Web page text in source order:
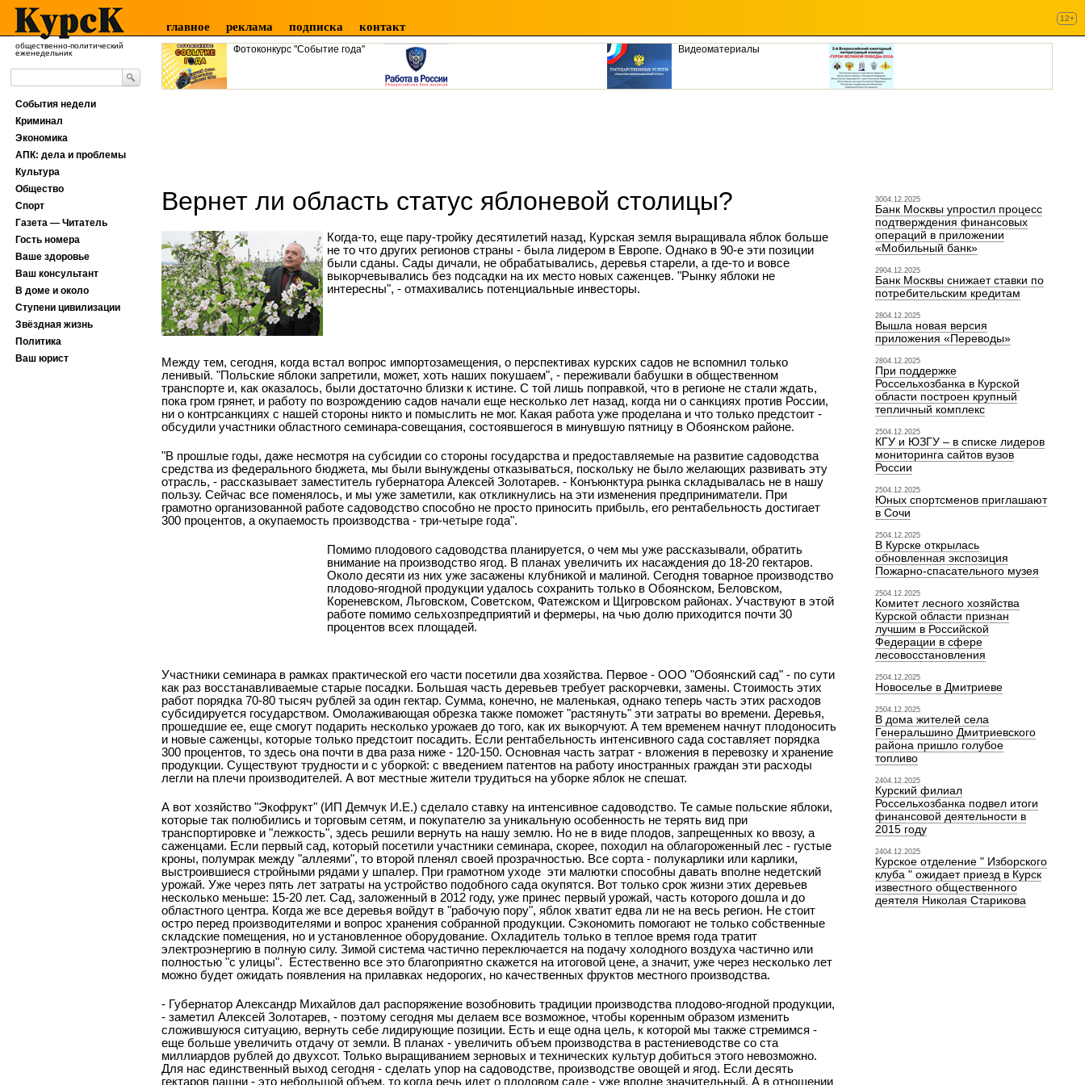
общественно-политический
еженедельник
главное реклама подписка контакт
12+
Фотоконкурс "Событие года" Видеоматериалы
Вернет ли область статус яблоневой столицы?
Когда-то, еще пару-тройку десятилетий назад, Курская земля выращивала яблок больше
не то что других регионов страны - была лидером в Европе. Однако в 90-е эти позиции
были сданы. Сады дичали, не обрабатывались, деревья старели, а где-то и вовсе
выкорчевывались без подсадки на их место новых саженцев. "Рынку яблоки не
интересны", - отмахивались потенциальные инвесторы.
Между тем, сегодня, когда встал вопрос импортозамещения, о перспективах курских садов не вспомнил только
ленивый. "Польские яблоки запретили, может, хоть наших покушаем", - переживали бабушки в общественном
транспорте и, как оказалось, были достаточно близки к истине. С той лишь поправкой, что в регионе не стали ждать,
пока гром грянет, и работу по возрождению садов начали еще несколько лет назад, когда ни о санкциях против России,
ни о контрсанкциях с нашей стороны никто и помыслить не мог. Какая работа уже проделана и что только предстоит -
обсудили участники областного семинара-совещания, состоявшегося в минувшую пятницу в Обоянском районе.
"В прошлые годы, даже несмотря на субсидии со стороны государства и предоставляемые на развитие садоводства
средства из федерального бюджета, мы были вынуждены отказываться, поскольку не было желающих развивать эту
отрасль, - рассказывает заместитель губернатора Алексей Золотарев. - Конъюнктура рынка складывалась не в нашу
пользу. Сейчас все поменялось, и мы уже заметили, как откликнулись на эти изменения предприниматели. При
грамотно организованной работе садоводство способно не просто приносить прибыль, его рентабельность достигает
300 процентов, а окупаемость производства - три-четыре года".
Помимо плодового садоводства планируется, о чем мы уже рассказывали, обратить
внимание на производство ягод. В планах увеличить их насаждения до 18-20 гектаров.
Около десяти из них уже засажены клубникой и малиной. Сегодня товарное производство
плодово-ягодной продукции удалось сохранить только в Обоянском, Беловском,
Кореневском, Льговском, Советском, Фатежском и Щигровском районах. Участвуют в этой
работе помимо сельхозпредприятий и фермеры, на чью долю приходится почти 30
процентов всех площадей.
Участники семинара в рамках практической его части посетили два хозяйства. Первое - ООО "Обоянский сад" - по сути
как раз восстанавливаемые старые посадки. Большая часть деревьев требует раскорчевки, замены. Стоимость этих
работ порядка 70-80 тысяч рублей за один гектар. Сумма, конечно, не маленькая, однако теперь часть этих расходов
субсидируется государством. Омолаживающая обрезка также поможет "растянуть" эти затраты во времени. Деревья,
прошедшие ее, еще смогут подарить несколько урожаев до того, как их выкорчуют. А тем временем начнут плодоносить
и новые саженцы, которые только предстоит посадить. Если рентабельность интенсивного сада составляет порядка
300 процентов, то здесь она почти в два раза ниже - 120-150. Основная часть затрат - вложения в перевозку и хранение
продукции. Существуют трудности и с уборкой: с введением патентов на работу иностранных граждан эти расходы
легли на плечи производителей. А вот местные жители трудиться на уборке яблок не спешат.
А вот хозяйство "Экофрукт" (ИП Демчук И.Е.) сделало ставку на интенсивное садоводство. Те самые польские яблоки,
которые так полюбились и торговым сетям, и покупателю за уникальную особенность не терять вид при
транспортировке и "лежкость", здесь решили вернуть на нашу землю. Но не в виде плодов, запрещенных ко ввозу, а
саженцами. Если первый сад, который посетили участники семинара, скорее, походил на облагороженный лес - густые
кроны, полумрак между "аллеями", то второй пленял своей прозрачностью. Все сорта - полукарлики или карлики,
выстроившиеся стройными рядами у шпалер. При грамотном уходе эти малютки способны давать вполне недетский
урожай. Уже через пять лет затраты на устройство подобного сада окупятся. Вот только срок жизни этих деревьев
несколько меньше: 15-20 лет. Сад, заложенный в 2012 году, уже принес первый урожай, часть которого дошла и до
областного центра. Когда же все деревья войдут в "рабочую пору", яблок хватит едва ли не на весь регион. Не стоит
остро перед производителями и вопрос хранения собранной продукции. Сэкономить помогают не только собственные
складские помещения, но и установленное оборудование. Охладитель только в теплое время года тратит
электроэнергию в полную силу. Зимой система частично переключается на подачу холодного воздуха частично или
полностью "с улицы". Естественно все это благоприятно скажется на итоговой цене, а значит, уже через несколько лет
можно будет ожидать появления на прилавках недорогих, но качественных фруктов местного производства.
- Губернатор Александр Михайлов дал распоряжение возобновить традиции производства плодово-ягодной продукции,
- заметил Алексей Золотарев, - поэтому сегодня мы делаем все возможное, чтобы коренным образом изменить
сложившуюся ситуацию, вернуть себе лидирующие позиции. Есть и еще одна цель, к которой мы также стремимся -
еще больше увеличить отдачу от земли. В планах - увеличить объем производства в растениеводстве со ста
миллиардов рублей до двухсот. Только выращиванием зерновых и технических культур добиться этого невозможно.
Для нас единственный выход сегодня - сделать упор на садоводстве, производстве овощей и ягод. Если десять
гектаров пашни - это небольшой объем, то когда речь идет о плодовом саде - уже вполне значительный. А в отношении
3004.12.2025
Банк Москвы упростил процесс
подтверждения финансовых
операций в приложении
«Мобильный банк»
2904.12.2025
Банк Москвы снижает ставки по
потребительским кредитам
2804.12.2025
Вышла новая версия
приложения «Переводы»
2804.12.2025
При поддержке
Россельхозбанка в Курской
области построен крупный
тепличный комплекс
2504.12.2025
КГУ и ЮЗГУ – в списке лидеров
мониторинга сайтов вузов
России
2504.12.2025
Юных спортсменов приглашают
в Сочи
2504.12.2025
В Курске открылась
обновленная экспозиция
Пожарно-спасательного музея
2504.12.2025
Комитет лесного хозяйства
Курской области признан
лучшим в Российской
Федерации в сфере
лесовосстановления
2504.12.2025
Новоселье в Дмитриеве
2504.12.2025
В дома жителей села
Генеральшино Дмитриевского
района пришло голубое
топливо
2404.12.2025
Курский филиал
Россельхозбанка подвел итоги
финансовой деятельности в
2015 году
2404.12.2025
Курское отделение " Изборского
клуба " ожидает приезд в Курск
известного общественного
деятеля Николая Старикова
События недели
Криминал
Экономика
АПК: дела и проблемы
Культура
Общество
Спорт
Газета — Читатель
Гость номера
Ваше здоровье
Ваш консультант
В доме и около
Ступени цивилизации
Звёздная жизнь
Политика
Ваш юрист